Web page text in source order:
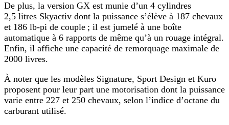
De plus, la version GX est munie d’un 4 cylindres
2,5 litres Skyactiv dont la puissance s’élève à 187 chevaux
et 186 lb-pi de couple ; il est jumelé à une boîte
automatique à 6 rapports de même qu’à un rouage intégral.
Enfin, il affiche une capacité de remorquage maximale de
2000 livres.
À noter que les modèles Signature, Sport Design et Kuro
proposent pour leur part une motorisation dont la puissance
varie entre 227 et 250 chevaux, selon l’indice d’octane du
carburant utilisé.